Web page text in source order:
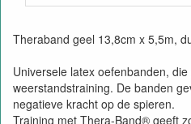
Theraband geel 13,8cm x 5,5m,
Universele latex oefenbanden,
weerstandstraining. De banden
negatieve kracht op de spieren.
Training met Thera-Band® geeft